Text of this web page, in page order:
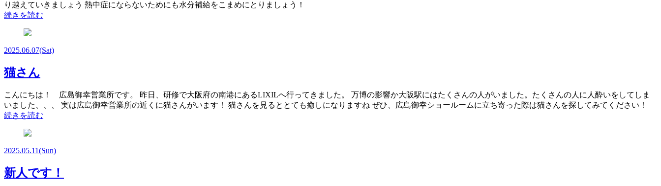
り越えていきましょう 熱中症にならないためにも水分補給をこまめにとりましょう！
続きを読む
2025.06.07(Sat)
猫さん
こんにちは！ 広島御幸営業所です。 昨日、研修で大阪府の南港にあるLIXILへ行ってきました。 万博の影響か大阪駅にはたくさんの人がいました。たくさんの人に人酔いをしてしま
いました、、、 実は広島御幸営業所の近くに猫さんがいます！ 猫さんを見るととても癒しになりますね ぜひ、広島御幸ショールームに立ち寄った際は猫さんを探してみてください！
続きを読む
2025.05.11(Sun)
新人です！